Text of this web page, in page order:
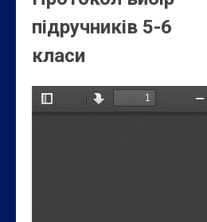
підручників 5-6
класи